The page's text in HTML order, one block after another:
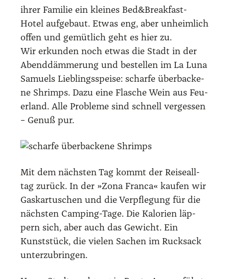
ihrer Fami­lie ein klei­nes Bed&Breakfast-
Hotel auf­ge­baut. Etwas eng, aber unheim­lich
offen und gemüt­lich geht es hier zu.
Wir erkun­den noch etwas die Stadt in der
Abend­däm­me­rung und bestel­len im La Luna
Samu­els Lieb­lings­spei­se: schar­fe über­ba­cke­
ne Shrimps. Dazu eine Fla­sche Wein aus Feu­
er­land. Alle Pro­ble­me sind schnell ver­ges­sen
– Genuß pur.
Mit dem nächs­ten Tag kommt der Rei­se­all­
tag zurück. In der »Zona Fran­ca« kau­fen wir
Gas­kar­tu­schen und die Ver­pfle­gung für die
nächs­ten Cam­ping-Tage. Die Kalo­rien läp­
pern sich, aber auch das Gewicht. Ein
Kunst­stück, die vie­len Sachen im Ruck­sack
unter­zu­brin­gen.